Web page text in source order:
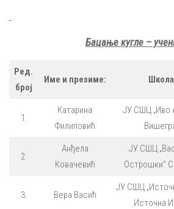
Бацање кугле –
Ред.
број
Име и презиме:
1.
Катарина
Филиповић
ЈУ СШЦ „Иво
2.
Анђела
Ковачевић
ЈУ СШЦ
Острошки“
3. Вера Васић
ЈУ СШЦ
Источна